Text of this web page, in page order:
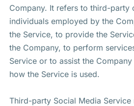
Company. It refers to third-party
individuals employed by the
the Service, to provide the
the Company, to perform
Service or to assist the
how the Service is used.
Third-party Social Media